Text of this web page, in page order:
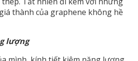
thành của graphene không hề
lượng